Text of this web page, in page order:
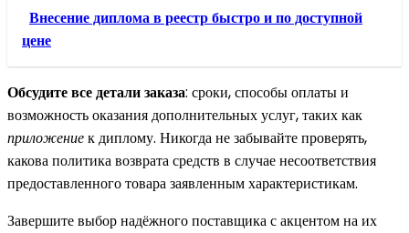
Внесение диплома в реестр быстро и по доступной
цене
Обсудите все детали заказа: сроки, способы оплаты и
возможность оказания дополнительных услуг, таких как
приложениек диплому. Никогда не забывайте проверять,
какова политика возврата средств в случае несоответствия
предоставленного товара заявленным характеристикам.
Завершите выбор надёжного поставщика с акцентом на их